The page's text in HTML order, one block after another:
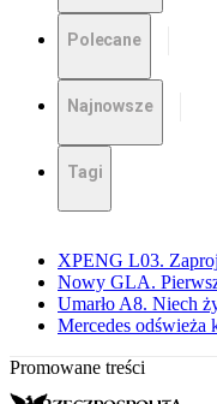
Polecane
Najnowsze
Tagi
XPENG L03.
Nowy GLA.
Umarło A8. Niech
Mercedes odświeża
Promowane treści